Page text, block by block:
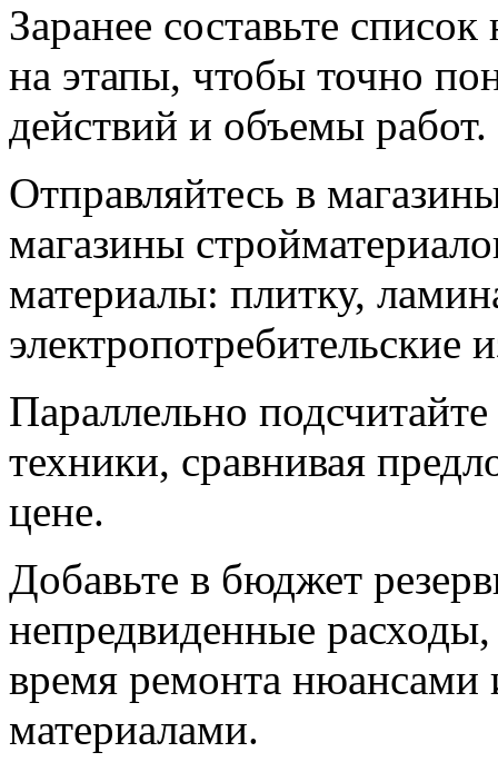
Заранее составьте
на этапы, чтобы точно
действий и объемы работ.
Отправляйтесь в
магазины
материалы: плитку,
электропотребительские
Параллельно
техники, сравнивая
цене.
Добавьте в бюджет
непредвиденные
время ремонта
материалами.